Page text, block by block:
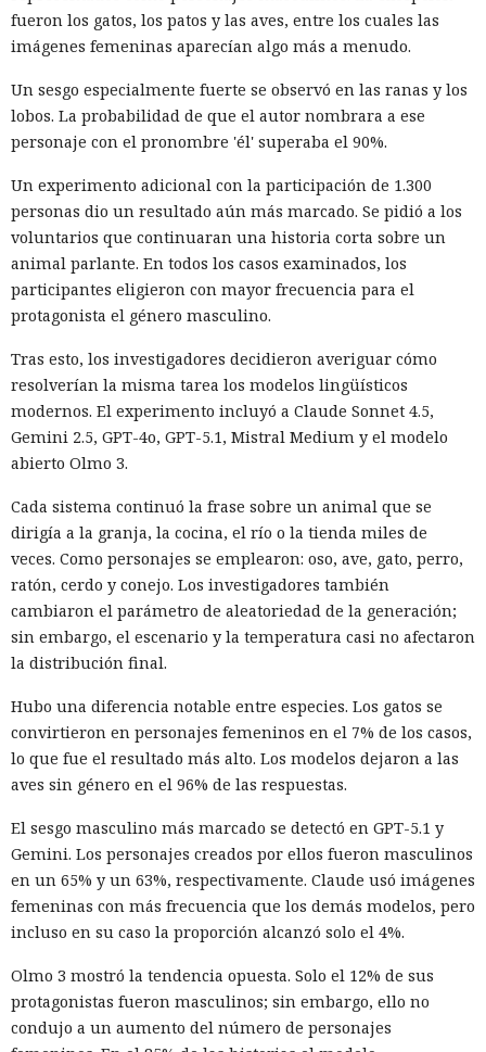
fueron los gatos, los patos y las aves, entre los cuales las
imágenes femeninas aparecían algo más a menudo.
Un sesgo especialmente fuerte se observó en las ranas y los
lobos. La probabilidad de que el autor nombrara a ese
personaje con el pronombre 'él' superaba el 90%.
Un experimento adicional con la participación de 1.300
personas dio un resultado aún más marcado. Se pidió a los
voluntarios que continuaran una historia corta sobre un
animal parlante. En todos los casos examinados, los
participantes eligieron con mayor frecuencia para el
protagonista el género masculino.
Tras esto, los investigadores decidieron averiguar cómo
resolverían la misma tarea los modelos lingüísticos
modernos. El experimento incluyó a Claude Sonnet 4.5,
Gemini 2.5, GPT-4o, GPT-5.1, Mistral Medium y el modelo
abierto Olmo 3.
Cada sistema continuó la frase sobre un animal que se
dirigía a la granja, la cocina, el río o la tienda miles de
veces. Como personajes se emplearon: oso, ave, gato, perro,
ratón, cerdo y conejo. Los investigadores también
cambiaron el parámetro de aleatoriedad de la generación;
sin embargo, el escenario y la temperatura casi no afectaron
la distribución final.
Hubo una diferencia notable entre especies. Los gatos se
convirtieron en personajes femeninos en el 7% de los casos,
lo que fue el resultado más alto. Los modelos dejaron a las
aves sin género en el 96% de las respuestas.
El sesgo masculino más marcado se detectó en GPT-5.1 y
Gemini. Los personajes creados por ellos fueron masculinos
en un 65% y un 63%, respectivamente. Claude usó imágenes
femeninas con más frecuencia que los demás modelos, pero
incluso en su caso la proporción alcanzó solo el 4%.
Olmo 3 mostró la tendencia opuesta. Solo el 12% de sus
protagonistas fueron masculinos; sin embargo, ello no
condujo a un aumento del número de personajes